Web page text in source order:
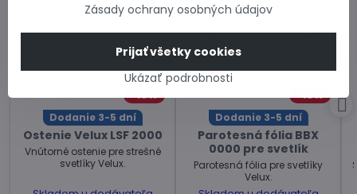
13%
Dodanie 3-5 dní
Ostenie Velux LSF 2000
Vnútorné ostenie pre strešné
svetlíky Velux.
13%
Dodanie 3-5 dní
Parotesná fólia BBX
0000 pre svetlík
Parotesná fólia pre svetlíky
Velux.
Zásady ochrany osobných údajov
Ukázať podrobnosti
Prijať všetky cookies